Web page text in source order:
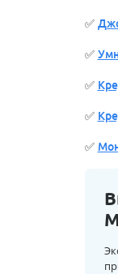
✅
✅
✅
✅
✅